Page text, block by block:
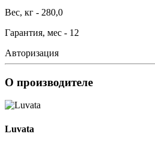
Вес, кг - 280,0
Гарантия, мес - 12
Авторизация
О производителе
Luvata